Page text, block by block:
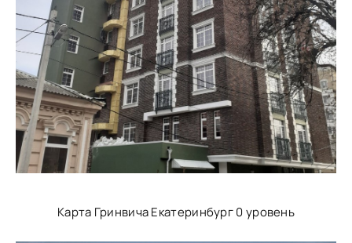
Карта Гринвича Екатеринбург 0 уровень